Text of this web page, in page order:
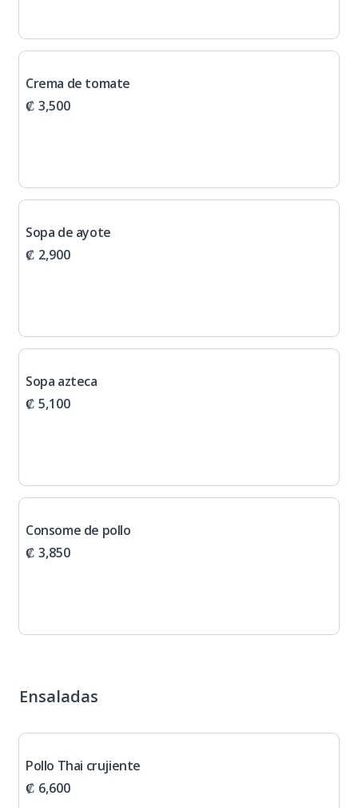
Crema de tomate
₡ 3,500
Sopa de ayote
₡ 2,900
Sopa azteca
₡ 5,100
Consome de pollo
₡ 3,850
Ensaladas
Pollo Thai crujiente
₡ 6,600